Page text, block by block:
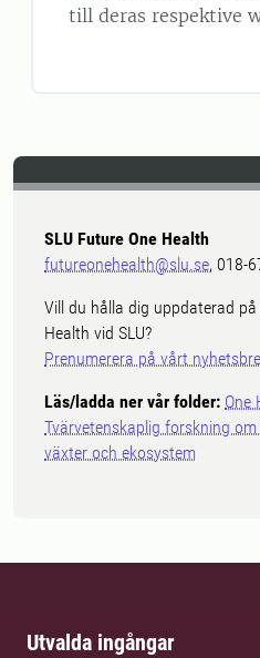
till deras respektive
SLU Future One Health
futureonehealth@slu.se, 018-
Vill du hålla dig uppdaterad
Health vid SLU?
Prenumerera på vårt
Läs/ladda ner vår folder: One
Tvärvetenskaplig forskning
växter och ekosystem
Utvalda ingångar